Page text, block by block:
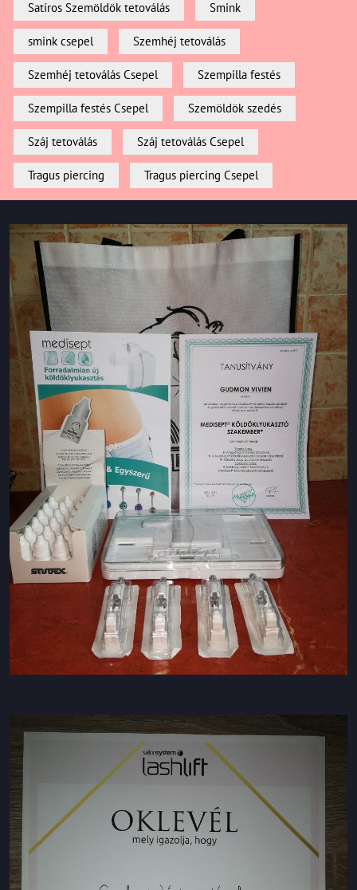
Satíros Szemöldök tetoválás Smink
smink csepel Szemhéj tetoválás
Szemhéj tetoválás Csepel Szempilla festés
Szempilla festés Csepel Szemöldök szedés
Száj tetoválás Száj tetoválás Csepel
Tragus piercing Tragus piercing Csepel